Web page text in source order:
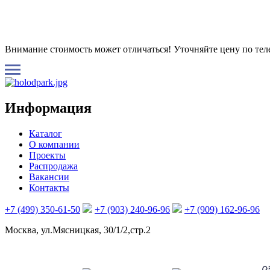
Внимание стоимость может отличаться! Уточняйте цену по
Информация
Каталог
О компании
Проекты
Распродажа
Вакансии
Контакты
+7 (499) 350-61-50 +7 (903) 240-96-96
+7 (909) 162-96-96
Москва, ул.Мясницкая, 30/1/2,стр.2